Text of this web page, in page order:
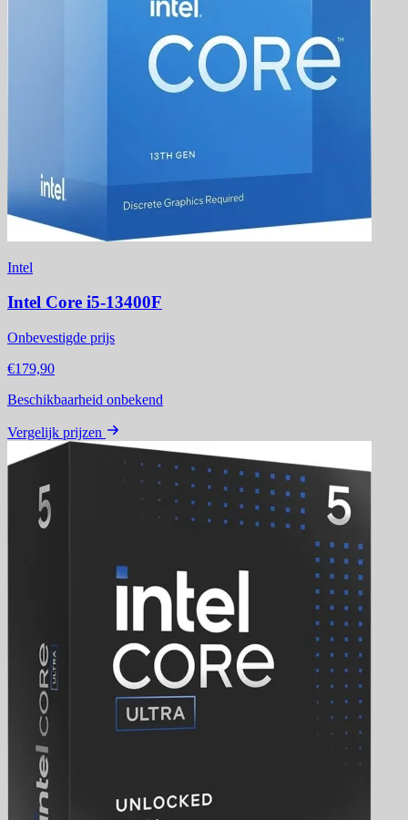
Intel
Intel Core i5-13400F
Onbevestigde prijs
€179,90
Beschikbaarheid onbekend
Vergelijk prijzen